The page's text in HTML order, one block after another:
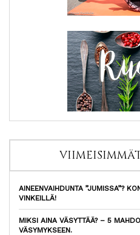
AINEENVAIHDUNTA ”JUMISSA”?
VINKEILLÄ!
MIKSI AINA VÄSYTTÄÄ? – 5
VÄSYMYKSEEN.